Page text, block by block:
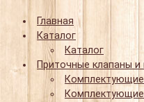
Главная
Каталог
Каталог
Приточные клапаны и